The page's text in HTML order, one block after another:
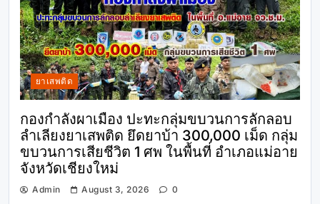
ยาเสพติด
กองกำลังผาเมือง ปะทะกลุ่มขบวนการลักลอบ
ลำเลียงยาเสพติด ยึดยาบ้า 300,000 เม็ด กลุ่ม
ขบวนการเสียชีวิต 1 ศพ ในพื้นที่ อำเภอแม่อาย
จังหวัดเชียงใหม่
Admin August 3, 2026 0